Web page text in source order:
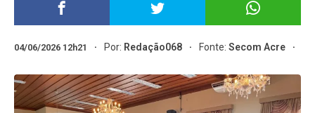
04/06/2026 12h21 Por: Redação068 Fonte:Secom Acre